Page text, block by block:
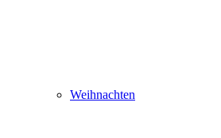
Weihnachten